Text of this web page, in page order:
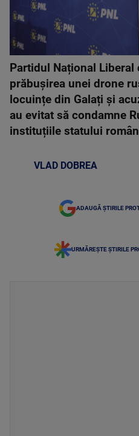
Partidul Național
prăbușirea unei drone
locuințe din Galați și
au evitat să condamne
instituțiile statului
VLAD DOBREA
ADAUGĂ ȘTIRILE
URMĂREȘTE ȘTIRILE